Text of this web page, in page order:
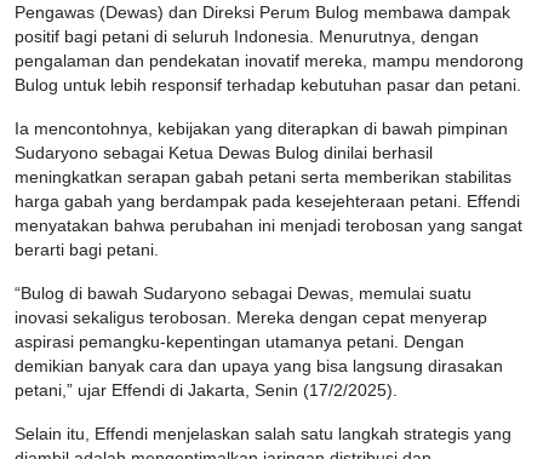
Pengawas (Dewas) dan Direksi Perum Bulog membawa dampak
positif bagi petani di seluruh Indonesia. Menurutnya, dengan
pengalaman dan pendekatan inovatif mereka, mampu mendorong
Bulog untuk lebih responsif terhadap kebutuhan pasar dan petani.
Ia mencontohnya, kebijakan yang diterapkan di bawah pimpinan
Sudaryono sebagai Ketua Dewas Bulog dinilai berhasil
meningkatkan serapan gabah petani serta memberikan stabilitas
harga gabah yang berdampak pada kesejehteraan petani. Effendi
menyatakan bahwa perubahan ini menjadi terobosan yang sangat
berarti bagi petani.
“Bulog di bawah Sudaryono sebagai Dewas, memulai suatu
inovasi sekaligus terobosan. Mereka dengan cepat menyerap
aspirasi pemangku-kepentingan utamanya petani. Dengan
demikian banyak cara dan upaya yang bisa langsung dirasakan
petani,” ujar Effendi di Jakarta, Senin (17/2/2025).
Selain itu, Effendi menjelaskan salah satu langkah strategis yang